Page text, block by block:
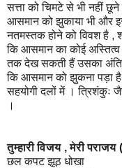
सत्ता को चिमटे से भी नहीं
आसमान को झुकाया भी और
नतमस्तक होने को विवश है ,
कि आसमान का कोई अस्तित्व
तक देख सकती हैं उसका
कि आसमान को झुकना पड़ा है
सहयोगी दलों में । त्रिशंकुः
।
तुम्हारी विजय , मेरी
छल कपट झूठ धोखा